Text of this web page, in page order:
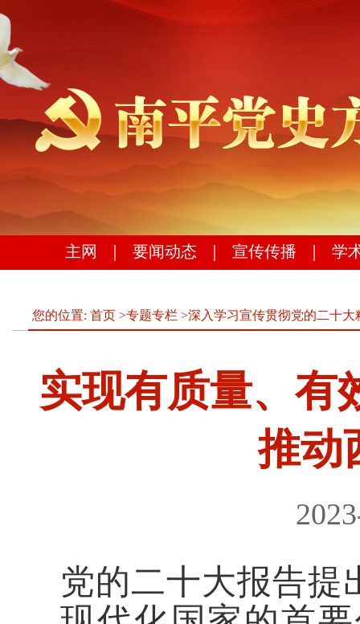
主网 要闻动态 宣传传播 学
您的位置: 首页 >专题专栏 >深入学习宣传贯彻党的二十大
实现有质量、有
推动
党的二十大报告提